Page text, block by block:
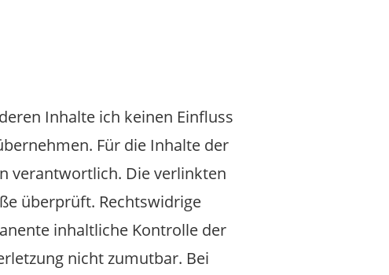
Inhalte ich keinen Einfluss
Für die Inhalte der
verantwortlich. Die verlinkten
überprüft. Rechtswidrige
inhaltliche Kontrolle der
nicht zumutbar. Bei